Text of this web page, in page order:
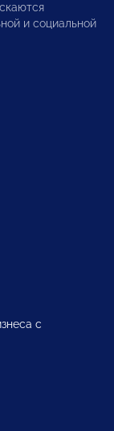
и социальной
с